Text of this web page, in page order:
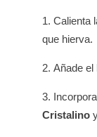
Calienta
que hierva.
Añade
Cristalino